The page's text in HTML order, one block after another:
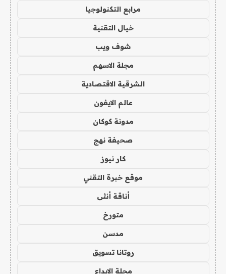
مرابع التكنولوجيا
خيال التقنية
شوف ويب
مجلة الاسهم
الشرقية الاقتصادية
عالم الايفون
مدونة كوكان
صحيفة نهج
كار نيوز
موقع خبرة التقني
أناقة أنثى
متورخ
مدسن
روتانا تسويق
مجلة الابداع